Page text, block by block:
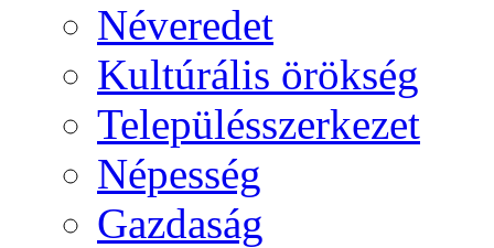
Néveredet
Kultúrális örökség
Településszerkezet
Népesség
Gazdaság